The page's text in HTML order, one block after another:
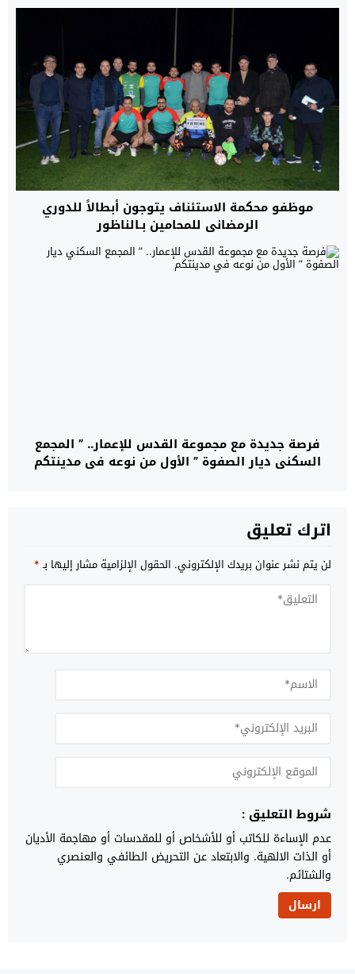
موظفو محكمة الاستئناف يتوجون أبطالاً للدوري
الرمضاني للمحامين بـالناظور
فرصة جديدة مع مجموعة القدس للإعمار.. ” المجمع
السكني ديار الصفوة ” الأول من نوعه في مدينتكم
اترك تعليق
لن يتم نشر عنوان بريدك الإلكتروني. الحقول الإلزامية مشار إليها بـ*
شروط التعليق :
عدم الإساءة للكاتب أو للأشخاص أو للمقدسات أو مهاجمة الأديان
أو الذات الالهية. والابتعاد عن التحريض الطائفي والعنصري
والشتائم.